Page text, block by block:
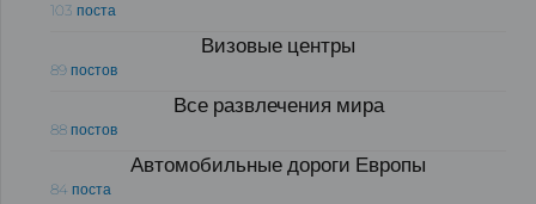
103 поста
Визовые центры
89 постов
Все развлечения мира
88 постов
Автомобильные дороги Европы
84 поста